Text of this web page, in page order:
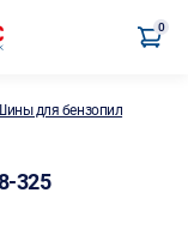
0
для бензопил
325